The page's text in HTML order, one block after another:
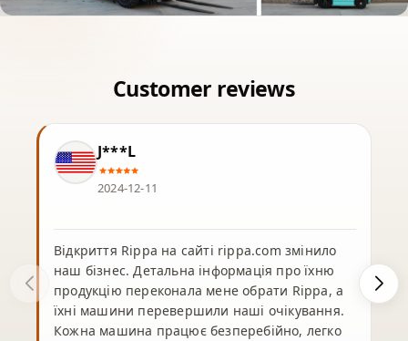
J***L
2024-12-11
Відкриття Rippa на сайті rippa.com змінило
наш бізнес. Детальна інформація про їхню
продукцію переконала мене обрати Rippa, а
їхні машини перевершили наші очікування.
Кожна машина працює безперебійно, легко